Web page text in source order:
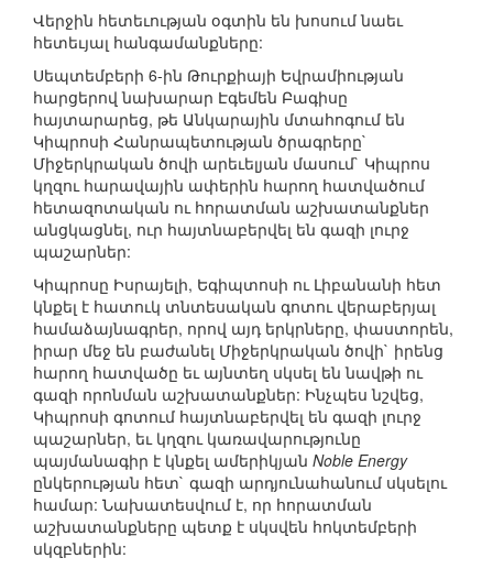
Վերջին հետեւության օգտին են խոսում նաեւ
հետեւյալ հանգամանքները:
Սեպտեմբերի 6-ին Թուրքիայի Եվրամիության
հարցերով նախարար Էգեմեն Բագիսը
հայտարարեց, թե Անկարային մտահոգում են
Կիպրոսի Հանրապետության ծրագրերը`
Միջերկրական ծովի արեւելյան մասում` Կիպրոս
կղզու հարավային ափերին հարող հատվածում
հետազոտական ու հորատման աշխատանքներ
անցկացնել, ուր հայտնաբերվել են գազի լուրջ
պաշարներ:
Կիպրոսը Իսրայելի, Եգիպտոսի ու Լիբանանի հետ
կնքել է հատուկ տնտեսական գոտու վերաբերյալ
համաձայնագրեր, որով այդ երկրները, փաստորեն,
իրար մեջ են բաժանել Միջերկրական ծովի` իրենց
հարող հատվածը եւ այնտեղ սկսել են նավթի ու
գազի որոնման աշխատանքներ: Ինչպես նշվեց,
Կիպրոսի գոտում հայտնաբերվել են գազի լուրջ
պաշարներ, եւ կղզու կառավարությունը
պայմանագիր է կնքել ամերիկյան Noble Energy
ընկերության հետ` գազի արդյունահանում սկսելու
համար: Նախատեսվում է, որ հորատման
աշխատանքները պետք է սկսվեն հոկտեմբերի
սկզբներին: